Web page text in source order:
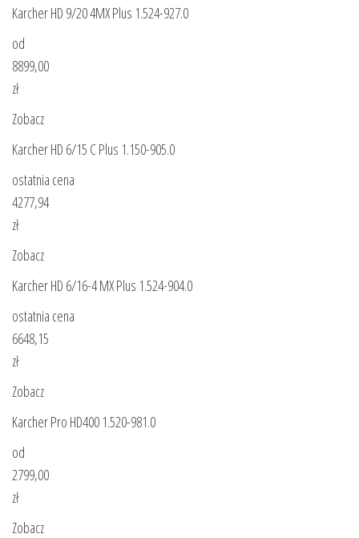
Karcher HD 9/20 4MX Plus 1.524-927.0
od
8899,00
zł
Zobacz
Karcher HD 6/15 C Plus 1.150-905.0
ostatnia cena
4277,94
zł
Zobacz
Karcher HD 6/16-4 MX Plus 1.524-904.0
ostatnia cena
6648,15
zł
Zobacz
Karcher Pro HD400 1.520-981.0
od
2799,00
zł
Zobacz